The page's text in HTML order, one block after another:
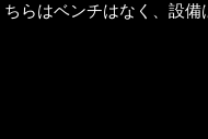
ちらはベンチはなく、設備